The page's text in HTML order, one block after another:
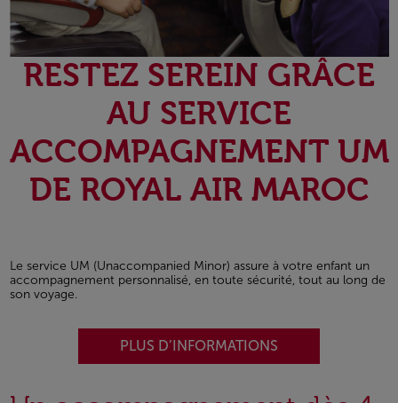
RESTEZ SEREIN GRÂCE
AU SERVICE
ACCOMPAGNEMENT UM
DE ROYAL AIR MAROC
Le service UM (Unaccompanied Minor) assure à votre enfant un
accompagnement personnalisé, en toute sécurité, tout au long de
son voyage.
PLUS D’INFORMATIONS